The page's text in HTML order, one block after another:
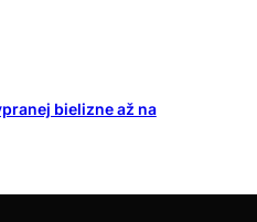
bielizne až na